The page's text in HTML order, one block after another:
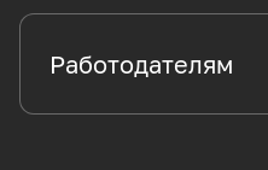
Работодателям